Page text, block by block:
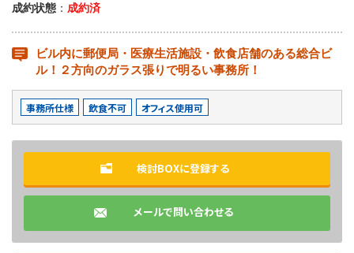
成約状態 ： 成約済
ビル内に郵便局・医療生活施設・飲食店舗のある総合ビ
ル！２方向のガラス張りで明るい事務所！
事務所仕様 飲食不可 オフィス使用可
検討BOXに登録する
メールで問い合わせる